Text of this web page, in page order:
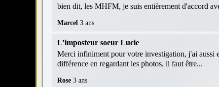
bien dit, les MHFM, je suis entièrement d'accord
Marcel 3 ans
L’imposteur soeur Lucie
Merci infiniment pour votre investigation, j'ai aussi
différence en regardant les photos, il faut être...
Rose 3 ans